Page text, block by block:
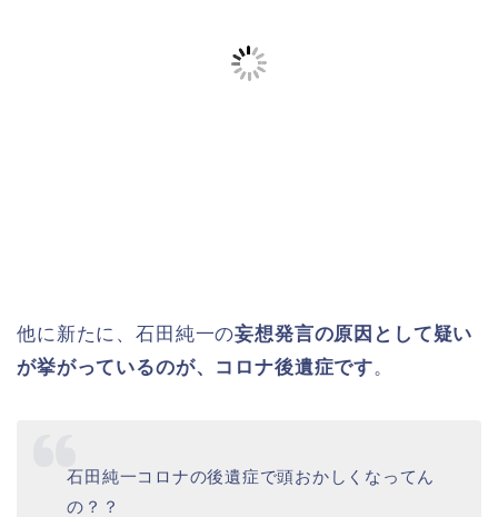
他に新たに、石田純一の妄想発言の原因として疑い
が挙がっているのが、コロナ後遺症です。
石田純一コロナの後遺症で頭おかしくなってん
の？？